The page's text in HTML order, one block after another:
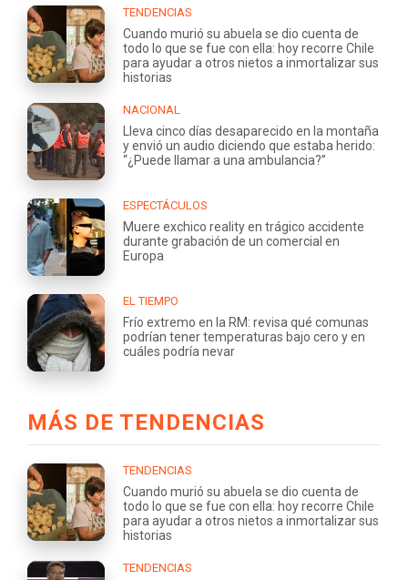
TENDENCIAS
Cuando murió su abuela se dio cuenta de
todo lo que se fue con ella: hoy recorre Chile
para ayudar a otros nietos a inmortalizar sus
historias
NACIONAL
Lleva cinco días desaparecido en la montaña
y envió un audio diciendo que estaba herido:
“¿Puede llamar a una ambulancia?”
ESPECTÁCULOS
Muere exchico reality en trágico accidente
durante grabación de un comercial en
Europa
EL TIEMPO
Frío extremo en la RM: revisa qué comunas
podrían tener temperaturas bajo cero y en
cuáles podría nevar
MÁS DE TENDENCIAS
TENDENCIAS
Cuando murió su abuela se dio cuenta de
todo lo que se fue con ella: hoy recorre Chile
para ayudar a otros nietos a inmortalizar sus
historias
TENDENCIAS